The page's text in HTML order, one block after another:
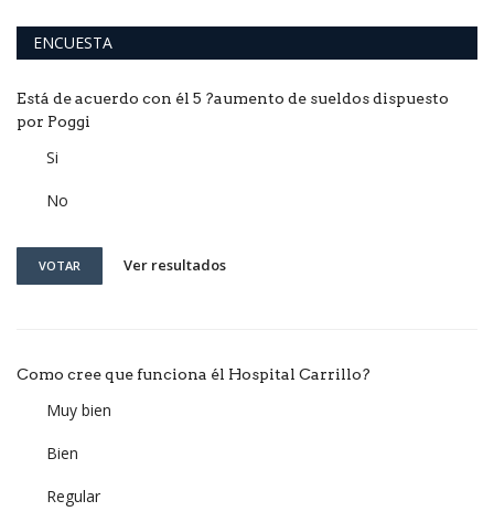
ENCUESTA
Está de acuerdo con él 5 ?aumento de sueldos dispuesto
por Poggi
Si
No
VOTAR Ver resultados
Como cree que funciona él Hospital Carrillo?
Muy bien
Bien
Regular